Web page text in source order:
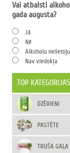
Vai atbalsti
gada augusta?
Jā
Nē
Alkoholu nelietoju
Nav viedokļa
TOP KATEGORIJAS
DZĒRIENI
PASTĒTE
TRUŠA GAĻA